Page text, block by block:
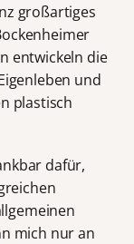
großartiges
entwickeln die
und
plastisch
dafür,
mich nur an